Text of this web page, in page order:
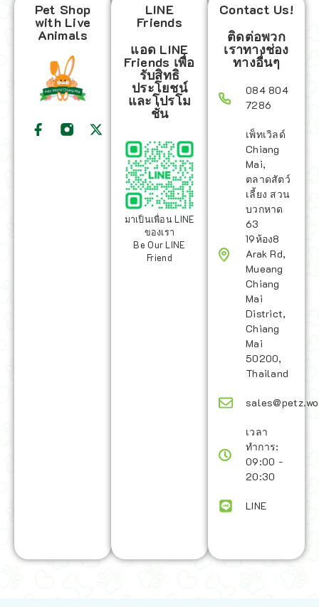
Pet Shop
with Live
Animals
LINE
Friends
แอด LINE
Friends เพื่อ
รับสิทธิ
ประโยชน์
และโปรโม
ชั่น
มาเป็นเพื่อน LINE
ของเรา
Be Our LINE
Friend
Contact Us!
ติดต่อพวก
เราทางช่อง
ทางอื่นๆ
084 804
7286
เพ็ทเวิลด์
Chiang
Mai,
ตลาดสัตว์
เลี้ยง สวน
บวกหาด
63
19ห้อง8
Arak Rd,
Mueang
Chiang
Mai
District,
Chiang
Mai
50200,
Thailand
เวลา
ทำการ:
09:00 -
20:30
LINE